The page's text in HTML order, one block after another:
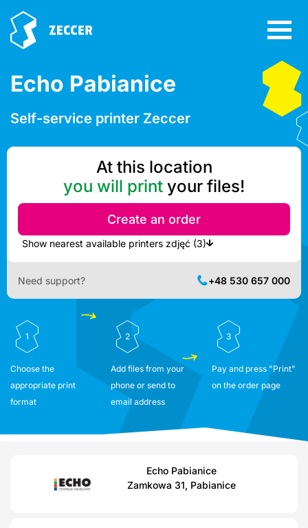
Echo Pabianice
Self-service printer Zeccer
At this location
you will print your files!
Create an order
Show nearest available printers zdjęć (3)
Need support? +48 530 657 000
1
Choose the
appropriate print
format
2
Add files from your
phone or send to
email address
3
Pay and press "Print"
on the order page
Echo Pabianice
Zamkowa 31, Pabianice